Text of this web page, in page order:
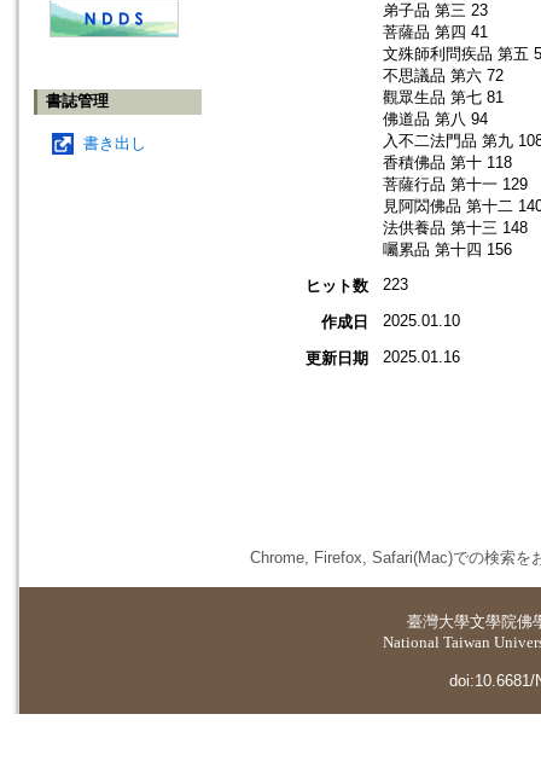
書誌管理
書き出し
弟子品 第三 23
菩薩品 第四 41
文殊師利問疾品 第五
不思議品 第六 72
觀眾生品 第七 81
佛道品 第八 94
入不二法門品 第九
香積佛品 第十 118
菩薩行品 第十一 129
見阿閦佛品 第十二
法供養品 第十三 148
囑累品 第十四 156
ヒット数
223
作成日 2025.01.10
更新日期 2025.01.16
Chrome, Firefox, Safari(Mac)での検索を
臺灣大學文學院佛
National Taiwan
doi:10.6681/